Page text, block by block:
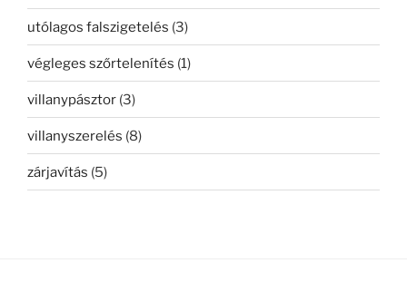
utólagos falszigetelés (3)
végleges szőrtelenítés (1)
villanypásztor (3)
villanyszerelés (8)
zárjavítás (5)